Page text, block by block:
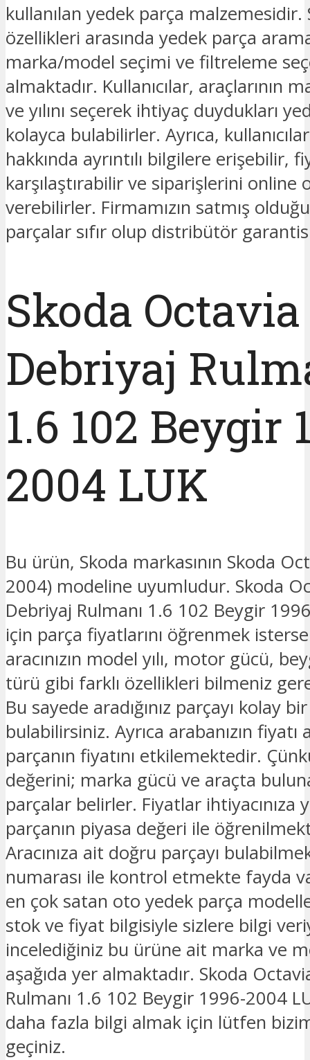
kullanılan yedek parça
özellikleri arasında yedek parça
marka/model seçimi ve filtreleme
almaktadır. Kullanıcılar, araçlarının
ve yılını seçerek ihtiyaç duydukları
kolayca bulabilirler. Ayrıca,
hakkında ayrıntılı bilgilere erişebilir,
karşılaştırabilir ve siparişlerini online
verebilirler. Firmamızın satmış
parçalar sıfır olup distribütör
Skoda Octavia
Debriyaj
1.6 102 Beygir
2004 LUK
Bu ürün, Skoda markasının Skoda
2004) modeline uyumludur. Skoda
Debriyaj Rulmanı 1.6 102 Beygir
için parça fiyatlarını öğrenmek
aracınızın model yılı, motor gücü,
türü gibi farklı özellikleri bilmeniz
Bu sayede aradığınız parçayı kolay
bulabilirsiniz. Ayrıca arabanızın fiyatı
parçanın fiyatını etkilemektedir.
değerini; marka gücü ve araçta
parçalar belirler. Fiyatlar ihtiyacınıza
parçanın piyasa değeri ile
Aracınıza ait doğru parçayı
numarası ile kontrol etmekte fayda
en çok satan oto yedek parça
stok ve fiyat bilgisiyle sizlere bilgi
incelediğiniz bu ürüne ait marka ve
aşağıda yer almaktadır. Skoda
Rulmanı 1.6 102 Beygir 1996-2004
daha fazla bilgi almak için lütfen
geçiniz.